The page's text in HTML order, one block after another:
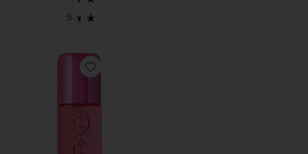
Favorite PINK GUAVA HAIR & BODY MIST ボディミスト